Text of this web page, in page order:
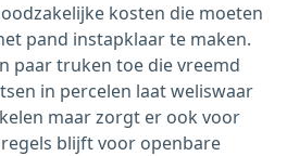
kosten die moeten
pand instapklaar te maken.
paar truken toe die vreemd
in percelen laat weliswaar
maar zorgt er ook voor
blijft voor openbare